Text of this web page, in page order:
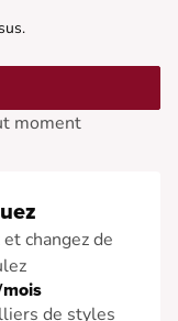
moment
changez de
de styles